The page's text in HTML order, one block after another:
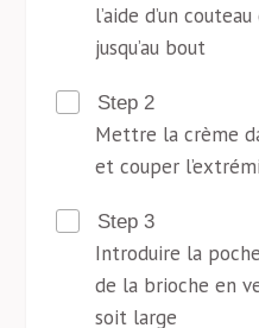
l’aide d’un
jusqu’au bout
Step 2
Mettre la crème
et couper
Step 3
Introduire la
de la brioche en
soit large